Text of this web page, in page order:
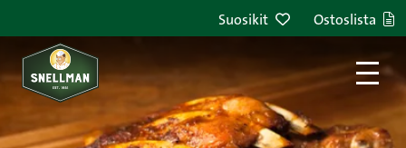
Suosikit Ostoslista